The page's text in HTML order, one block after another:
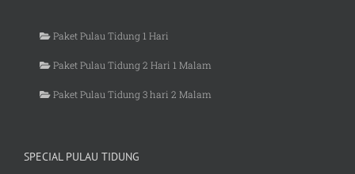
Paket Pulau Tidung 1 Hari
Paket Pulau Tidung 2 Hari 1 Malam
Paket Pulau Tidung 3 hari 2 Malam
SPECIAL PULAU TIDUNG